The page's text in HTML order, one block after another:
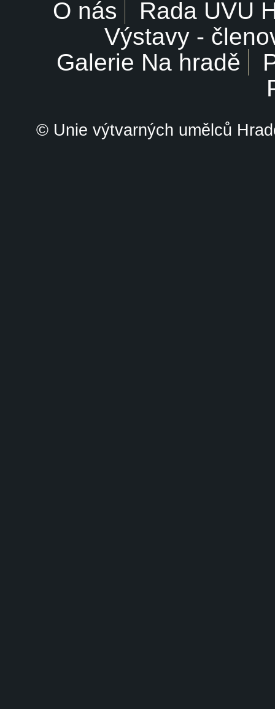
O nás
Rada UVU
Výstavy -
Galerie Na hradě
© Unie výtvarných umělců